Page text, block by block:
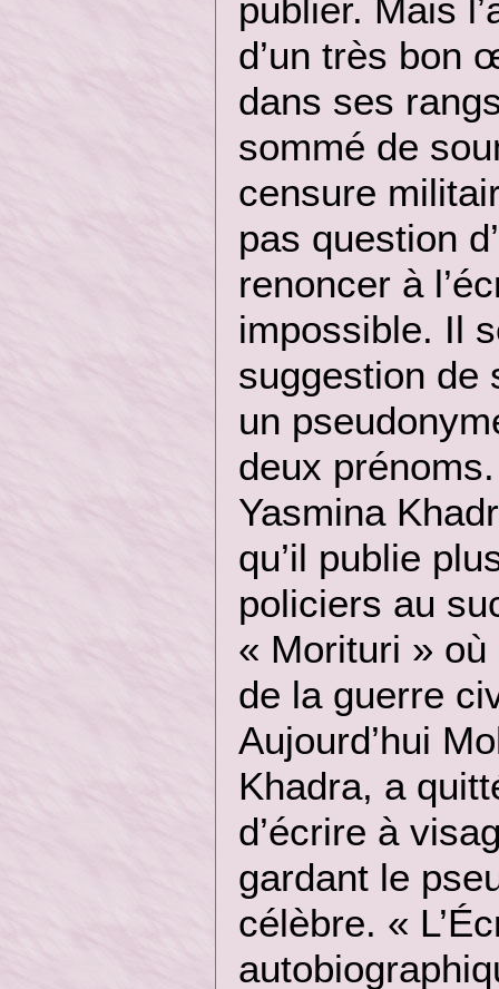
publier. Mais
d’un très bon
dans ses
sommé de
censure
pas question
renoncer à
impossible. Il
suggestion de
un
deux prénoms.
Yasmina
qu’il publie
policiers au
« Morituri »
de la guerre
Aujourd’hui
Khadra, a
d’écrire à
gardant le
célèbre. «